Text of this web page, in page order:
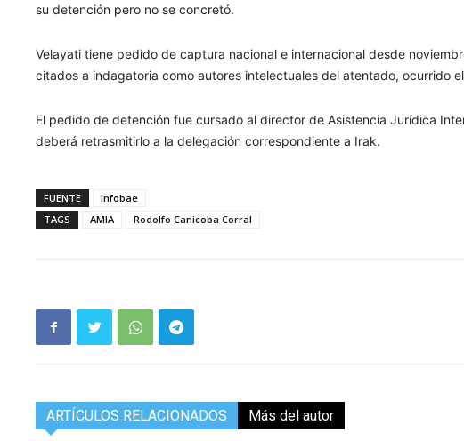
su detención pero no se concretó.
Velayati tiene pedido de captura nacional e internacional desde
citados a indagatoria como autores intelectuales del atentado, ocurrido
El pedido de detención fue cursado al director de Asistencia Jurídica
deberá retrasmitirlo a la delegación correspondiente a Irak.
FUENTE
Infobae
TAGS
AMIA Rodolfo Canicoba Corral
ARTÍCULOS RELACIONADOS Más del autor